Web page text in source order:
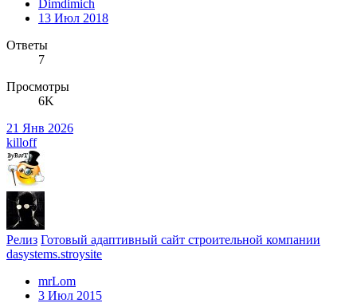
Dimdimich
13 Июл 2018
Ответы
7
Просмотры
6K
21 Янв 2026
killoff
Релиз Готовый адаптивный сайт строительной компании
dasystems.stroysite
mrLom
3 Июл 2015